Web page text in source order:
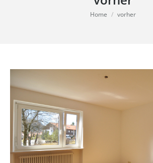
You are here:
Home vorher